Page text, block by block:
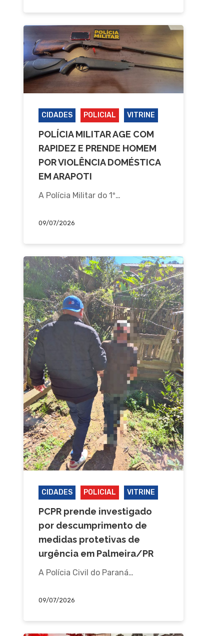
CIDADES POLICIAL VITRINE
POLÍCIA MILITAR AGE COM
RAPIDEZ E PRENDE HOMEM
POR VIOLÊNCIA DOMÉSTICA
EM ARAPOTI
A Polícia Militar do 1º…
09/07/2026
CIDADES POLICIAL VITRINE
PCPR prende investigado
por descumprimento de
medidas protetivas de
urgência em Palmeira/PR
A Polícia Civil do Paraná…
09/07/2026